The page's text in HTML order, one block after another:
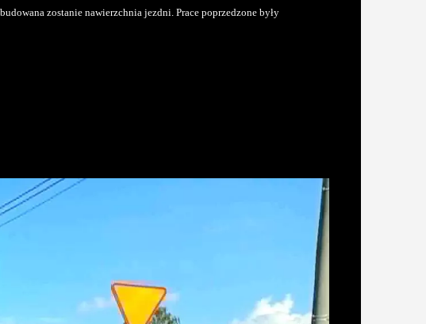
zostanie nawierzchnia jezdni. Prace poprzedzone były